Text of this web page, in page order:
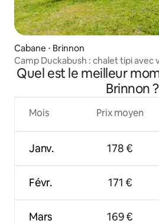
Cabane ⋅ Brinnon
Camp Duckabush : chalet tipi avec
Quel est le meilleur
Brinnon ?
Mois
Janv.
Févr.
Mars
Prix moyen
178 €
171 €
169 €